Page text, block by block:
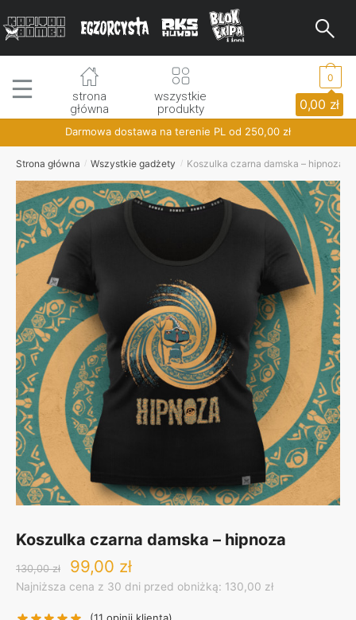
to
to
strona
główna
wszystkie
produkty
0,00 zł
0
Darmowa dostawa na terenie PL od 250,00 zł
Strona główna / Wszystkie gadżety / Koszulka czarna damska – hipnoza
Koszulka czarna damska – hipnoza
130,00zł
Original
price
130,00 zł.
99,00 złCurrent
price
99,00 zł.
Najniższa cena z 30 dni przed obniżką: 130,00 zł